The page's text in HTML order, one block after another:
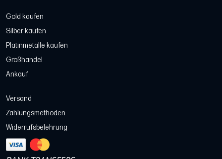
Gold kaufen
Silber kaufen
Platinmetalle kaufen
Großhandel
Ankauf
Versand
Zahlungsmethoden
Widerrufsbelehrung